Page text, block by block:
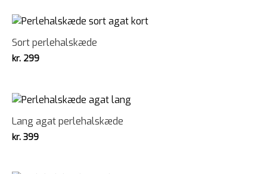
Sort perlehalskæde
kr. 299
Lang agat perlehalskæde
kr. 399